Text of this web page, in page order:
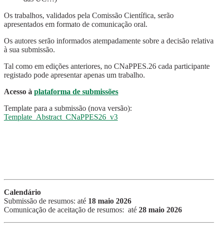
Os trabalhos, validados pela Comissão Científica, serão
apresentados em formato de comunicação oral.
Os autores serão informados atempadamente sobre a decisão relativa
à sua submissão.
Tal como em edições anteriores, no CNaPPES.26 cada participante
registado pode apresentar apenas um trabalho.
Acesso à plataforma de submissões
Template para a submissão (nova versão):
Template_Abstract_CNaPPES26_v3
Calendário
Submissão de resumos: até 18 maio 2026
Comunicação de aceitação de resumos: até 28 maio 2026